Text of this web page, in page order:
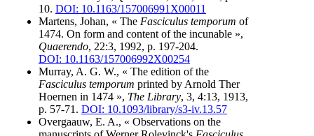
10. DOI: 10.1163/157006991X00011
Martens, Johan, « The Fasciculus temporum of
1474. On form and content of the incunable »,
Quaerendo, 22:3, 1992, p. 197-204.
DOI: 10.1163/157006992X00254
Murray, A. G. W., « The edition of the
Fasciculus temporum printed by Arnold Ther
Hoernen in 1474 », The Library, 3, 4:13, 1913,
p. 57-71. DOI: 10.1093/library/s3-iv.13.57
Overgaauw, E. A., « Observations on the